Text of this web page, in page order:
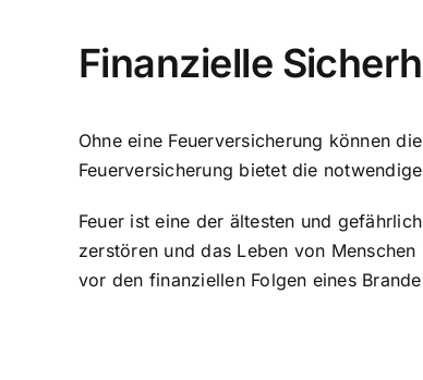
Finanzielle
Ohne eine Feuerversicherung können
Feuerversicherung bietet die
Feuer ist eine der ältesten und
zerstören und das Leben von
vor den finanziellen Folgen eines